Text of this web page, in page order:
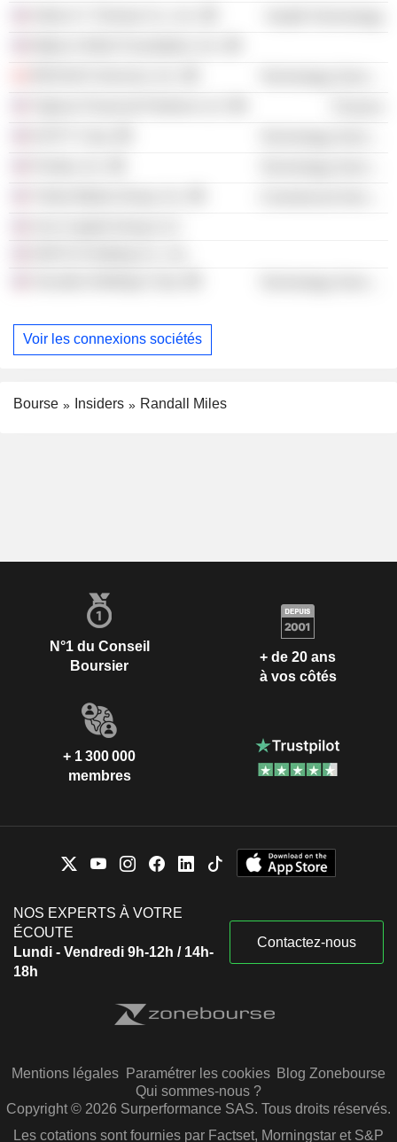
Voir les connexions sociétés
Bourse Insiders Randall Miles
N°1 du Conseil
Boursier
+ de 20 ans
à vos côtés
+ 1 300 000
membres
NOS EXPERTS À VOTRE
ÉCOUTE
Lundi - Vendredi 9h-12h / 14h-
18h
Contactez-nous
Mentions légales Paramétrer les cookies Blog Zonebourse
Qui sommes-nous ?
Copyright © 2026 Surperformance SAS. Tous droits réservés.
Les cotations sont fournies par Factset, Morningstar et S&P